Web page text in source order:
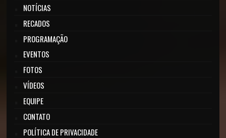
NOTÍCIAS
RECADOS
PROGRAMAÇÃO
EVENTOS
FOTOS
VÍDEOS
EQUIPE
CONTATO
POLÍTICA DE PRIVACIDADE